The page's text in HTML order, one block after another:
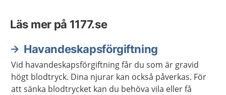
Läs mer på 1177.se
Havandeskapsförgiftning
Vid havandeskapsförgiftning får du som är gravid
högt blodtryck. Dina njurar kan också påverkas. För
att sänka blodtrycket kan du behöva vila eller få